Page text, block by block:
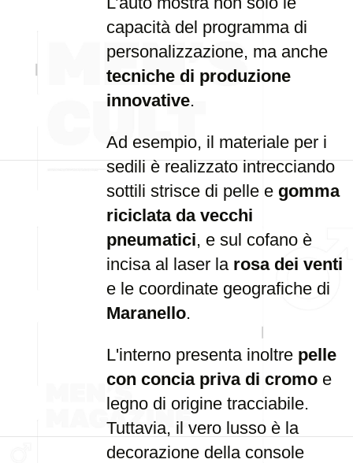
capacità del programma di
personalizzazione, ma anche
tecniche di produzione
innovative.
Ad esempio, il materiale per i
sedili è realizzato intrecciando
sottili strisce di pelle e gomma
riciclata da vecchi
pneumatici, e sul cofano è
incisa al laser la rosa dei venti
e le coordinate geografiche di
Maranello.
L'interno presenta inoltre pelle
con concia priva di cromo e
legno di origine tracciabile.
Tuttavia, il vero lusso è la
decorazione della console